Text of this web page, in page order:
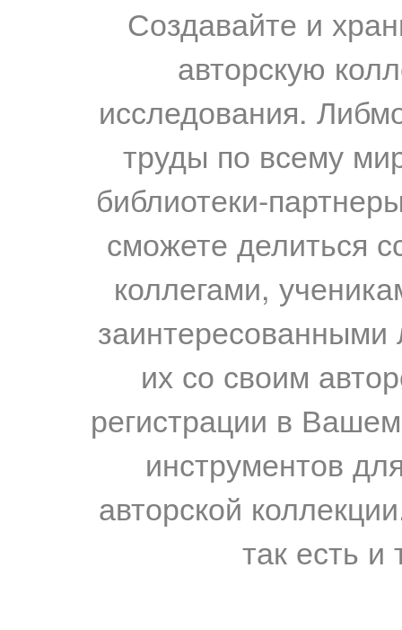
Создавайте и
авторскую
исследования.
труды по всему
библиотеки-
сможете делиться
коллегами,
их со своим
регистрации в
инструментов
авторской
так есть и